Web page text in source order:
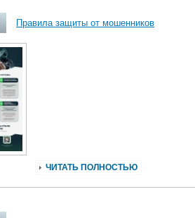
Правила защиты от мошенников
ЧИТАТЬ ПОЛНОСТЬЮ